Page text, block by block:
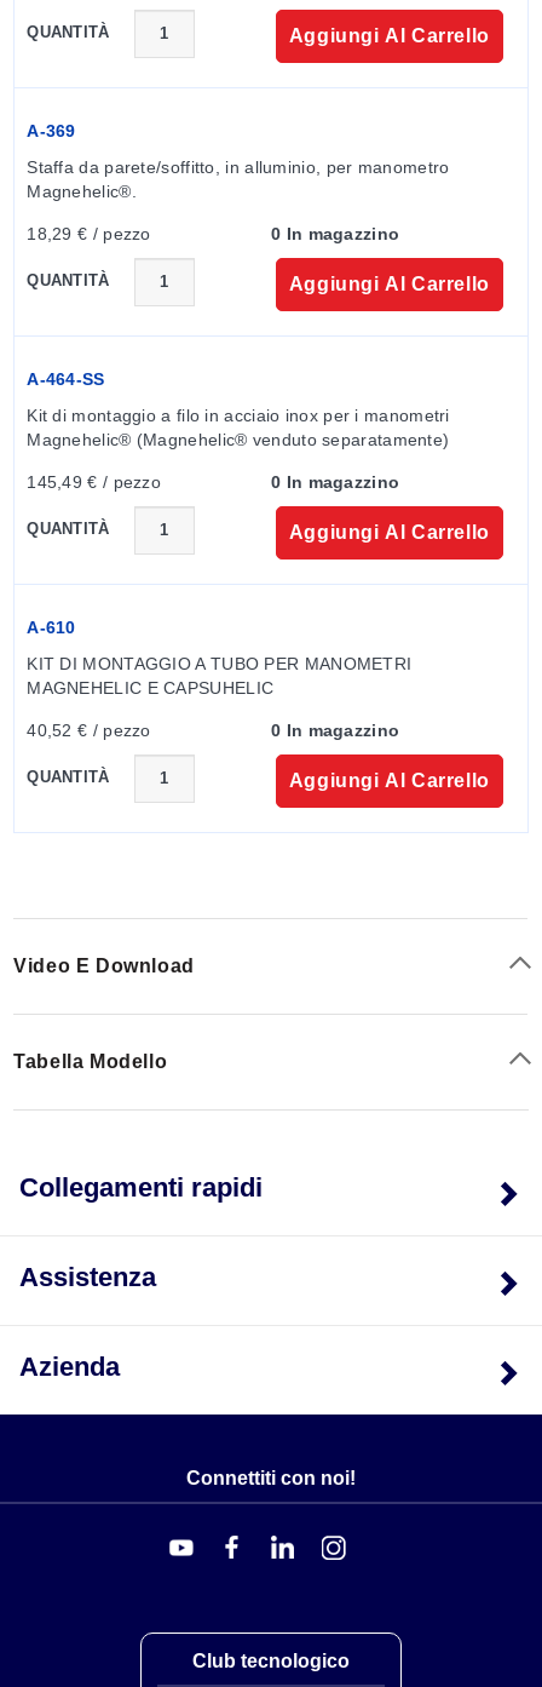
QUANTITÀ Aggiungi Al Carrello
A-369
Staffa da parete/soffitto, in alluminio, per manometro
Magnehelic®.
18,29 € / pezzo 0 In magazzino
QUANTITÀ Aggiungi Al Carrello
A-464-SS
Kit di montaggio a filo in acciaio inox per i manometri
Magnehelic® (Magnehelic® venduto separatamente)
145,49 € / pezzo 0 In magazzino
QUANTITÀ Aggiungi Al Carrello
A-610
KIT DI MONTAGGIO A TUBO PER MANOMETRI
MAGNEHELIC E CAPSUHELIC
40,52 € / pezzo 0 In magazzino
QUANTITÀ Aggiungi Al Carrello
Video E Download
Tabella Modello
Collegamenti rapidi
Assistenza
Azienda
Connettiti con noi!
Club tecnologico